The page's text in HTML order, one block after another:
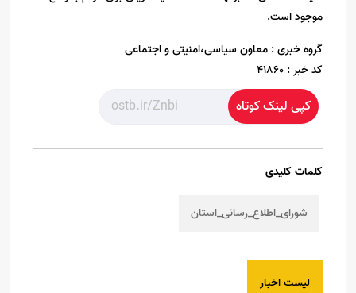
موجود است.
گروه خبری : معاون سیاسی،امنیتی و اجتماعی
کد خبر : 41860
کپی لینک کوتاه
کلمات کلیدی
شورای_اطلاع_رسانی_استان
لیست اخبار